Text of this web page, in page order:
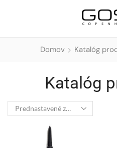
Domov Katalóg
Katalóg